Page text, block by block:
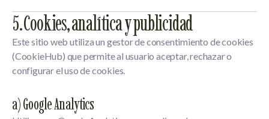
5. Cookies, analítica y publicidad
Este sitio web utiliza un gestor de consentimiento de cookies
(CookieHub) que permite al usuario aceptar, rechazar o
configurar el uso de cookies.
a) Google Analytics